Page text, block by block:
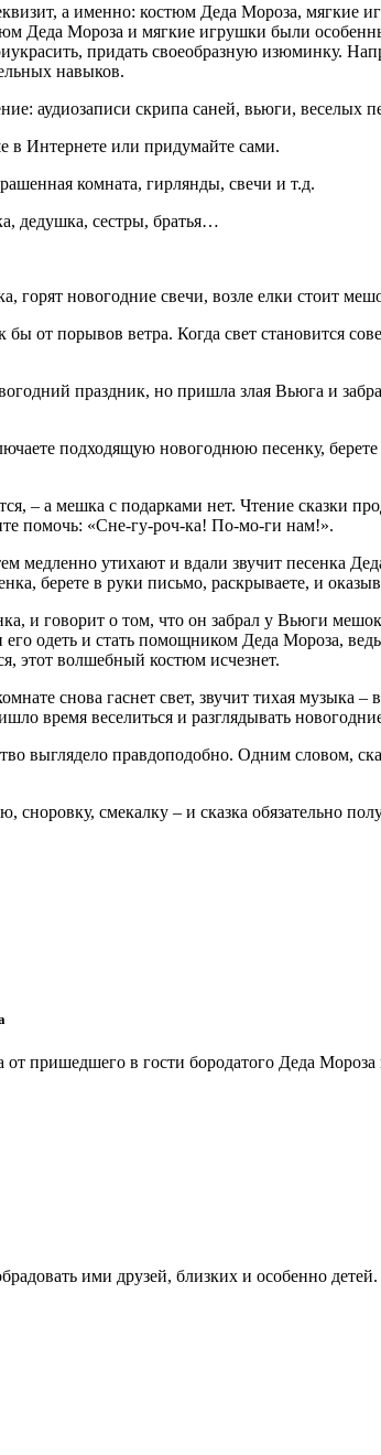
а именно: костюм Деда Мороза, мягкие
Деда Мороза и мягкие игрушки были
придать своеобразную изюминку.
навыков.
аудиозаписи скрипа саней, вьюги, веселых
в Интернете или придумайте сами.
комната, гирлянды, свечи и т.д.
дедушка, сестры, братья…
горят новогодние свечи, возле елки стоит
от порывов ветра. Когда свет становится
праздник, но пришла злая Вьюга и
подходящую новогоднюю песенку,
– а мешка с подарками нет. Чтение сказки
помочь: «Сне-гу-роч-ка! По-мо-ги нам!».
медленно утихают и вдали звучит песенка
берете в руки письмо, раскрываете, и
и говорит о том, что он забрал у Вьюги
одеть и стать помощником Деда Мороза,
этот волшебный костюм исчезнет.
снова гаснет свет, звучит тихая
время веселиться и разглядывать
выглядело правдоподобно. Одним словом,
смекалку – и сказка обязательно
пришедшего в гости бородатого Деда
ими друзей, близких и особенно